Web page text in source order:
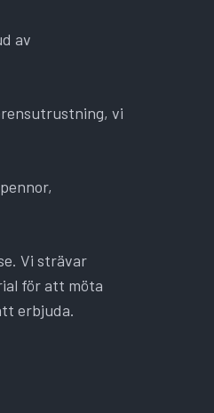
av
vi
Vi strävar
för att möta
erbjuda.